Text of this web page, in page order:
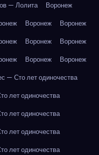
— Лолита
Воронеж
Воронеж
Воронеж
Воронеж
Воронеж
Воронеж
Воронеж
— Сто лет одиночества
лет одиночества
лет одиночества
лет одиночества
лет одиночества